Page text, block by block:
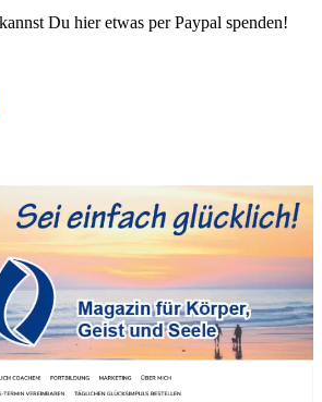
Du hier etwas per Paypal spenden!